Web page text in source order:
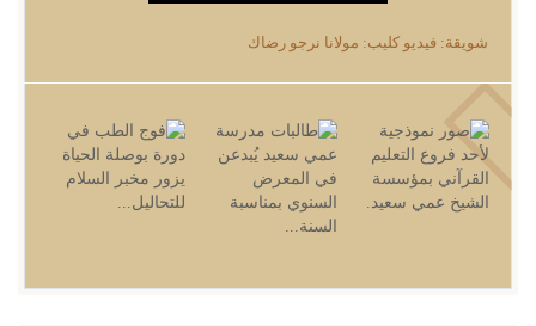
شويقة: فيديو كليب: مولانا نرجو رضاك